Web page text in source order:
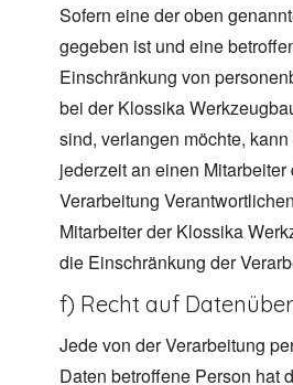
Sofern eine der oben
gegeben ist und eine
Einschränkung von
bei der Klossika
sind, verlangen möchte,
jederzeit an einen Mitarbeiter
Verarbeitung
Mitarbeiter der Klossika
die Einschränkung der
f) Recht auf
Jede von der Verarbeitung
Daten betroffene Person hat